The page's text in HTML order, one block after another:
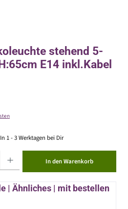
stehend 5-
E14 inkl.Kabel
1 - 3 Werktagen bei Dir
In den Warenkorb
| Ähnliches | mit bestellen